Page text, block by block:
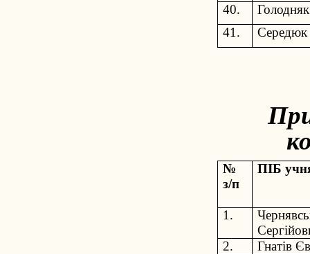
40.
41.
Середюк
№
з/п
ПІБ
1.
2.
Гнатів